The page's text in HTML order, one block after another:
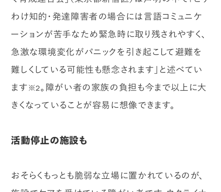
わけ知的・発達障害者の場合には言語コミュニケ
ーションが苦手なため緊急時に取り残されやすく、
急激な環境変化がパニックを引き起こして避難を
難しくしている可能性も懸念されます」と述べてい
ます※2。障がい者の家族の負担も今まで以上に大
きくなっていることが容易に想像できます。
活動停止の施設も
おそらくもっとも脆弱な立場に置かれているのが、